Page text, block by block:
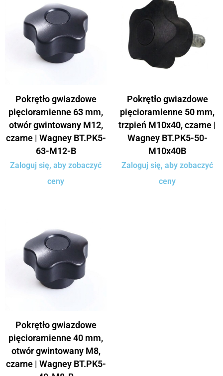
Pokrętło gwiazdowe
pięcioramienne 63 mm,
otwór gwintowany M12,
czarne | Wagney BT.PK5-
63-M12-B
Zaloguj się, aby zobaczyć
ceny
Pokrętło gwiazdowe
pięcioramienne 50 mm,
trzpień M10x40, czarne |
Wagney BT.PK5-50-
M10x40B
Zaloguj się, aby zobaczyć
ceny
Pokrętło gwiazdowe
pięcioramienne 40 mm,
otwór gwintowany M8,
czarne | Wagney BT.PK5-